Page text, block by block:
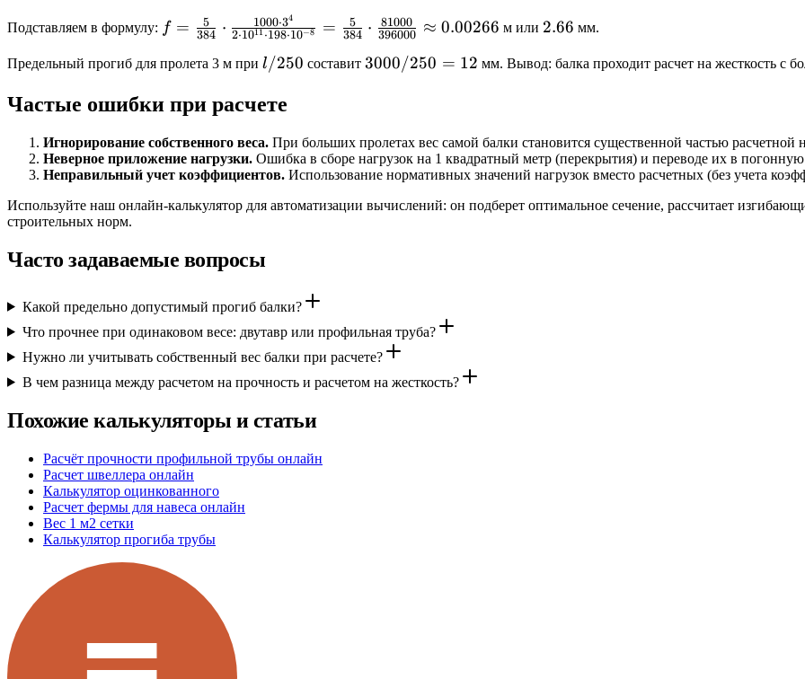
10^{11}
Подставляем в формулу: f = \frac{5}
{384} \cdot
\frac{1000
\cdot
\cdot 198
\cdot
\frac{5}
{396000}
0.00266
f = 384
5 ⋅ 2⋅1011⋅198⋅10−8
1000⋅34 = 384
5 ⋅ 396000
81000 ≈ 0.00266 м или 2.66
2.66 мм.
Предельный прогиб для пролета 3 м при l/250
l/250 составит3000
3000/250 = 12 мм. Вывод: балка проходит расчет на жесткость с
Частые ошибки при расчете
Игнорирование собственного веса. При больших пролетах вес самой балки становится существенной частью расчетной
Неверное приложение нагрузки. Ошибка в сборе нагрузок на 1 квадратный метр (перекрытия) и переводе их в погонную
Неправильный учет коэффициентов. Использование нормативных значений нагрузок вместо расчетных (без учета
Используйте наш онлайн-калькулятор для автоматизации вычислений: он подберет оптимальное сечение, рассчитает
строительных норм.
Часто задаваемые вопросы
Какой предельно допустимый прогиб балки?
Что прочнее при одинаковом весе: двутавр или профильная труба?
Нужно ли учитывать собственный вес балки при расчете?
В чем разница между расчетом на прочность и расчетом на жесткость?
Похожие калькуляторы и статьи
Расчёт прочности профильной трубы онлайн
Расчет швеллера онлайн
Калькулятор оцинкованного
Расчет фермы для навеса онлайн
Вес 1 м2 сетки
Калькулятор прогиба трубы